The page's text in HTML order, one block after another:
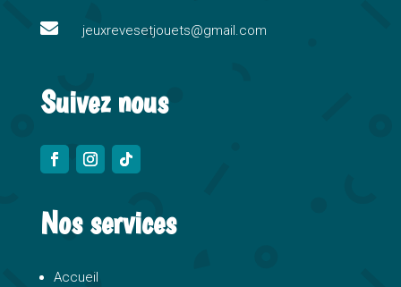
e
 jeuxrevesetjouets@gmail.com
Suivez nous
Nos services
Accueil